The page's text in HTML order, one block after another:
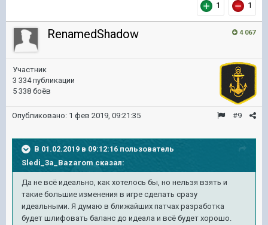
1 1
4 067
RenamedShadow
Участник
3 334 публикации
5 338 боёв
#9
Опубликовано: 1 фев 2019, 09:21:35
В 01.02.2019 в 09:12:16 пользователь
Sledi_3a_Bazarom сказал:
Да не всё идеально, как хотелось бы, но нельзя взять и
такие большие изменения в игре сделать сразу
идеальными. Я думаю в ближайших патчах разработка
будет шлифовать баланс до идеала и всё будет хорошо.